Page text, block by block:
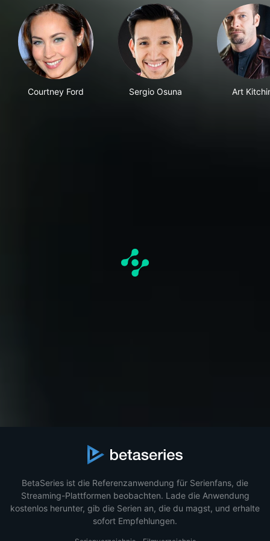
Courtney Ford Sergio Osuna Art
BetaSeries ist die Referenzanwendung für Serienfans, die
Streaming-Plattformen beobachten. Lade die Anwendung
kostenlos herunter, gib die Serien an, die du magst, und erhalte
sofort Empfehlungen.